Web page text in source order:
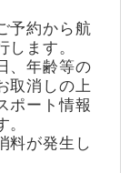
予約から航
ます。
、年齢等の
取消しの上
ポート情報
料が発生し